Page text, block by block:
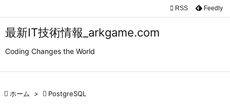
最新IT技術情報_arkgame.com
Coding Changes the World


 RSS Feedly
 ホーム >  PostgreSQL